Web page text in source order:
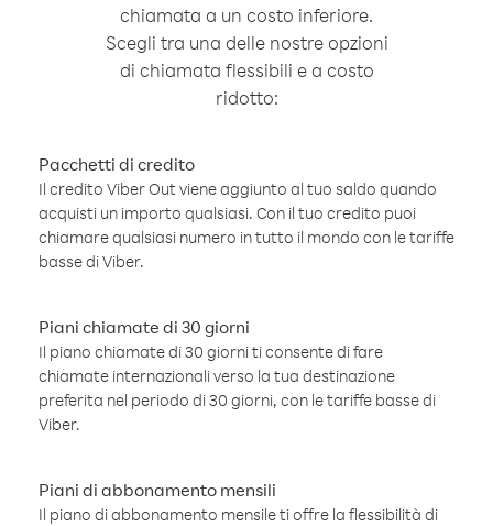
chiamata a un costo inferiore.
Scegli tra una delle nostre opzioni
di chiamata flessibili e a costo
ridotto:
Pacchetti di credito
Il credito Viber Out viene aggiunto al tuo saldo quando
acquisti un importo qualsiasi. Con il tuo credito puoi
chiamare qualsiasi numero in tutto il mondo con le tariffe
basse di Viber.
Piani chiamate di 30 giorni
Il piano chiamate di 30 giorni ti consente di fare
chiamate internazionali verso la tua destinazione
preferita nel periodo di 30 giorni, con le tariffe basse di
Viber.
Piani di abbonamento mensili
Il piano di abbonamento mensile ti offre la flessibilità di